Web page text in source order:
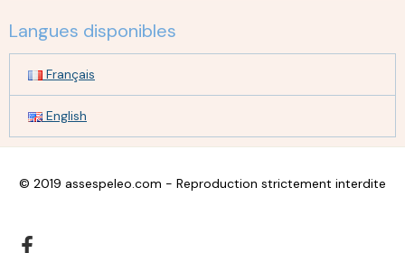
Langues disponibles
Français
English
© 2019 assespeleo.com - Reproduction strictement interdite